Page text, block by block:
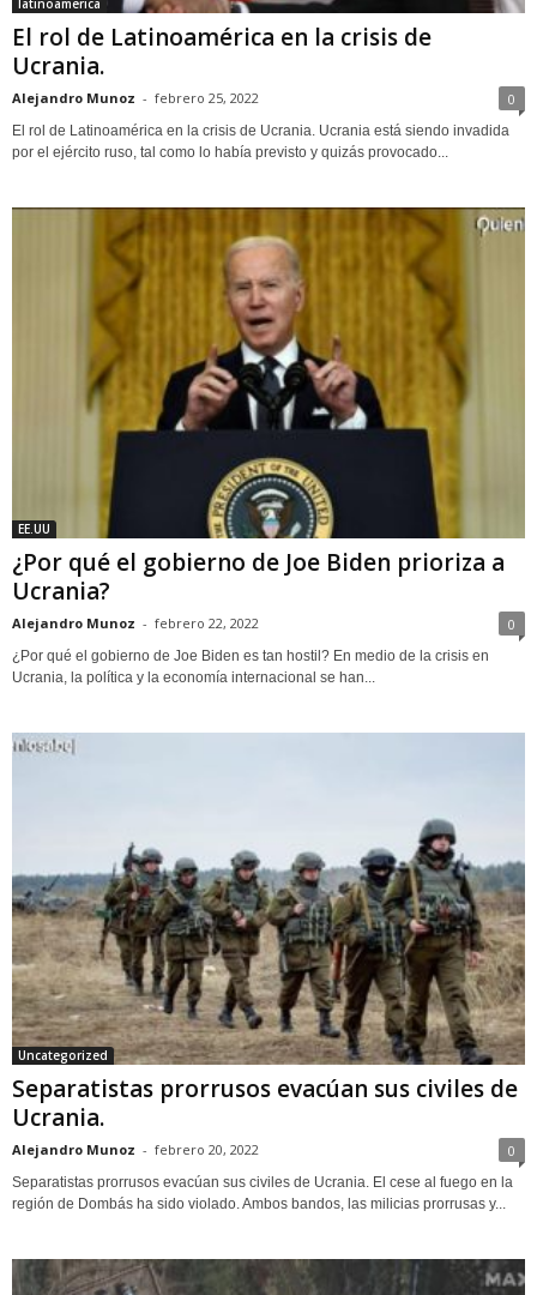
El rol de Latinoamérica en la crisis de
Ucrania.
Alejandro Munoz - febrero 25, 2022 0
El rol de Latinoamérica en la crisis de Ucrania. Ucrania está siendo invadida
por el ejército ruso, tal como lo había previsto y quizás provocado...
EE.UU
¿Por qué el gobierno de Joe Biden prioriza a
Ucrania?
Alejandro Munoz - febrero 22, 2022 0
¿Por qué el gobierno de Joe Biden es tan hostil? En medio de la crisis en
Ucrania, la política y la economía internacional se han...
Uncategorized
Separatistas prorrusos evacúan sus civiles de
Ucrania.
Alejandro Munoz - febrero 20, 2022 0
Separatistas prorrusos evacúan sus civiles de Ucrania. El cese al fuego en la
región de Dombás ha sido violado. Ambos bandos, las milicias prorrusas y...